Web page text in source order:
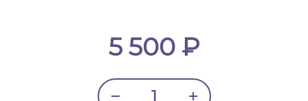
5 500 ₽